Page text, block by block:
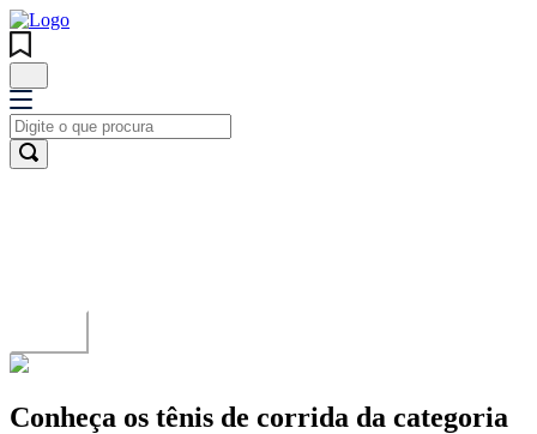
Conheça os tênis de corrida da categoria